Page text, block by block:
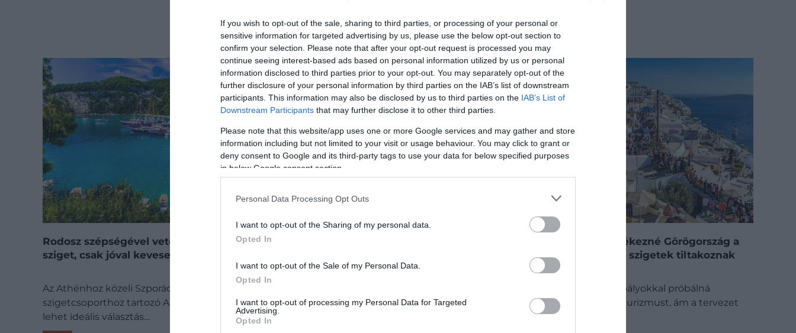
If you wish to opt-out of the sale, sharing to third parties, or processing of your personal or
sensitive information for targeted advertising by us, please use the below opt-out section to
confirm your selection. Please note that after your opt-out request is processed you may
continue seeing interest-based ads based on personal information utilized by us or personal
information disclosed to third parties prior to your opt-out. You may separately opt-out of the
further disclosure of your personal information by third parties on the IAB’s list of downstream
participants. This information may also be disclosed by us to third parties on the IAB’s List of
Downstream Participants that may further disclose it to other third parties.
Please note that this website/app uses one or more Google services and may gather and store
information including but not limited to your visit or usage behaviour. You may click to grant or
deny consent to Google and its third-party tags to use your data for below specified purposes
in below Google consent section.
Personal Data Processing Opt Outs
I want to opt-out of the Sharing of my personal data.
Opted In
I want to opt-out of the Sale of my Personal Data.
Opted In
I want to opt-out of processing my Personal Data for Targeted
Advertising.
Opted In
Rodosz szépségével vetekszik ez a görög
sziget, csak jóval kevesebben látogatják
Az Athénhoz közeli Szporádok
szigetcsoporthoz tartozó Alonissos azoknak
lehet ideális választás…
tengerpartja
főszezonban sem látogatható a Görögország
Új törvényekkel fékezné Görögország a
túlturizmust, de a szigetek tiltakoznak
Görögország új szabályokkal próbálná
visszaszorítani a túlturizmust, ám a tervezet
heves…